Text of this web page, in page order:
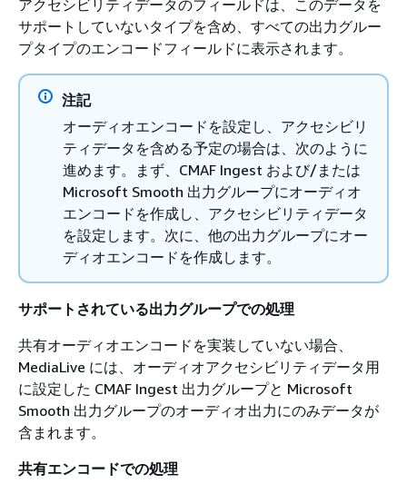
アクセシビリティデータのフィールドは、このデータを
サポートしていないタイプを含め、すべての出力グルー
プタイプのエンコードフィールドに表示されます。
注記
オーディオエンコードを設定し、アクセシビリ
ティデータを含める予定の場合は、次のように
進めます。まず、CMAF Ingest および/または
Microsoft Smooth 出力グループにオーディオ
エンコードを作成し、アクセシビリティデータ
を設定します。次に、他の出力グループにオー
ディオエンコードを作成します。
サポートされている出力グループでの処理
共有オーディオエンコードを実装していない場合、
MediaLive には、オーディオアクセシビリティデータ用
に設定した CMAF Ingest 出力グループと Microsoft
Smooth 出力グループのオーディオ出力にのみデータが
含まれます。
共有エンコードでの処理